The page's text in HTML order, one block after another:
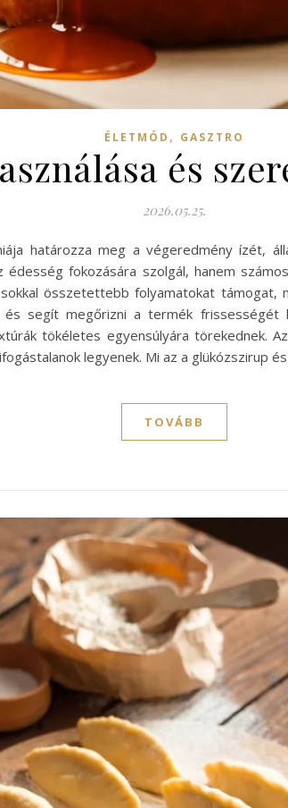
ÉLETMÓD , GASZTRO
és
2026.05.25.
határozza meg a végeredmény ízét,
fokozására szolgál, hanem
összetettebb folyamatokat támogat,
segít megőrizni a termék
tökéletes egyensúlyára törekednek.
legyenek. Mi az a glükózszirup
TOVÁBB